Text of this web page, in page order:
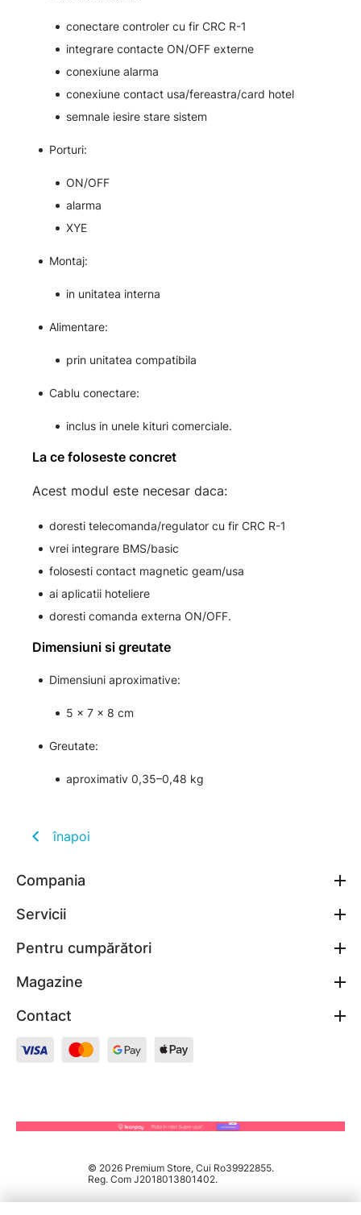
conectare controler cu fir CRC R-1
integrare contacte ON/OFF externe
conexiune alarma
conexiune contact usa/fereastra/card hotel
semnale iesire stare sistem
Porturi:
ON/OFF
alarma
XYE
Montaj:
in unitatea interna
Alimentare:
prin unitatea compatibila
Cablu conectare:
inclus in unele kituri comerciale.
La ce foloseste concret
Acest modul este necesar daca:
doresti telecomanda/regulator cu fir CRC R-1
vrei integrare BMS/basic
folosesti contact magnetic geam/usa
ai aplicatii hoteliere
doresti comanda externa ON/OFF.
Dimensiuni si greutate
Dimensiuni aproximative:
5 × 7 × 8 cm
Greutate:
aproximativ 0,35–0,48 kg
înapoi
Compania
Servicii
Pentru cumpărători
Magazine
Contact
© 2026 Premium Store, Cui Ro39922855.
Reg. Com J2018013801402.